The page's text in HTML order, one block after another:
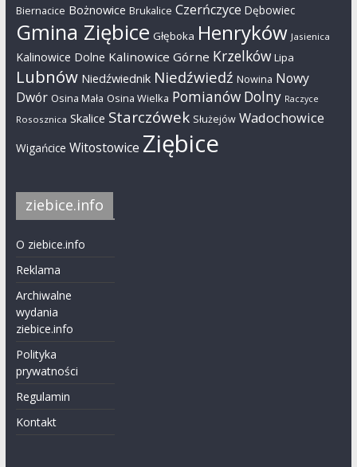
Biernacice Bożnowice Brukalice Czerńczyce Dębowiec
Gmina Ziębice Głęboka Henryków Jasienica
Kalinowice Dolne Kalinowice Górne Krzelków Lipa
Lubnów Niedźwiednik Niedźwiedź Nowina Nowy
Dwór Osina Mała Osina Wielka Pomianów Dolny Raczyce
Rososznica Skalice Starczówek Służejów Wadochowice
Wigańcice Witostowice Ziębice
ziebice.info
O ziebice.info
Reklama
Archiwalne
wydania
ziebice.info
Polityka
prywatności
Regulamin
Kontakt